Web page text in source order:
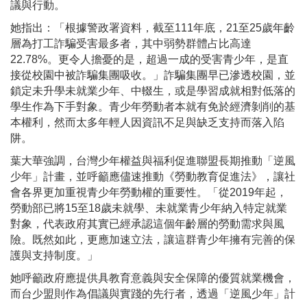
議與行動。
她指出：「根據警政署資料，截至111年底，21至25歲年齡
層為打工詐騙受害最多者，其中弱勢群體占比高達
22.78%。更令人擔憂的是，超過一成的受害青少年，是直
接從校園中被詐騙集團吸收。」詐騙集團早已滲透校園，並
鎖定未升學未就業少年、中輟生，或是學習成就相對低落的
學生作為下手對象。青少年勞動者本就有免於經濟剝削的基
本權利，然而太多年輕人因資訊不足與缺乏支持而落入陷
阱。
葉大華強調，台灣少年權益與福利促進聯盟長期推動「逆風
少年」計畫，並呼籲應儘速推動《勞動教育促進法》，讓社
會各界更加重視青少年勞動權的重要性。「從2019年起，
勞動部已將15至18歲未就學、未就業青少年納入特定就業
對象，代表政府其實已經承認這個年齡層的勞動需求與風
險。既然如此，更應加速立法，讓這群青少年擁有完善的保
護與支持制度。」
她呼籲政府應提供具教育意義與安全保障的優質就業機會，
而台少盟則作為倡議與實踐的先行者，透過「逆風少年」計